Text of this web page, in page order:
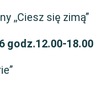
,,Ciesz się zimą”
godz.12.00-18.00